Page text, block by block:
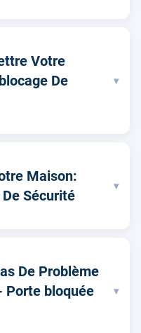
Votre
De
▾
Maison:
Sécurité
▾
De Problème
Porte bloquée
▾